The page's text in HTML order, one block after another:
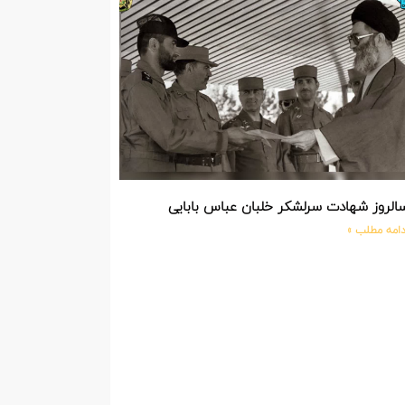
شهادت سرلشکر خلبان عباس بابایی
مطلب »